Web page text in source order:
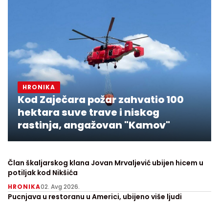
HRONIKA
Kod Zaječara požar zahvatio 100
hektara suve trave i niskog
rastinja, angažovan "Kamov"
Član škaljarskog klana Jovan Mrvaljević ubijen hicem u
potiljak kod Nikšića
HRONIKA02. Avg 2026.
Pucnjava u restoranu u Americi, ubijeno više ljudi